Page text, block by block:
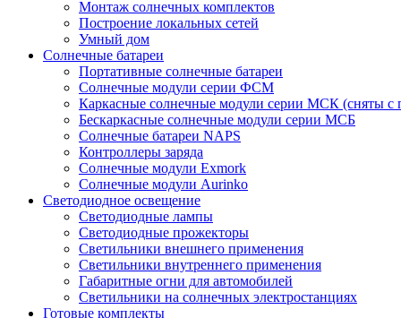
Монтаж солнечных комплектов
Построение локальных сетей
Умный дом
Солнечные батареи
Портативные солнечные батареи
Солнечные модули серии ФСМ
Каркасные солнечные модули серии МСК (сняты с
Бескаркасные солнечные модули серии МСБ
Солнечные батареи NAPS
Контроллеры заряда
Солнечные модули Exmork
Солнечные модули Aurinko
Светодиодное освещение
Светодиодные лампы
Светодиодные прожекторы
Светильники внешнего применения
Светильники внутреннего применения
Габаритные огни для автомобилей
Светильники на солнечных электростанциях
Готовые комплекты